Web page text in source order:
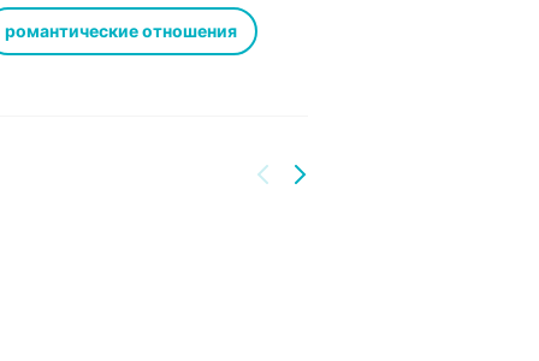
долгожданной новинкой
романтические отношения